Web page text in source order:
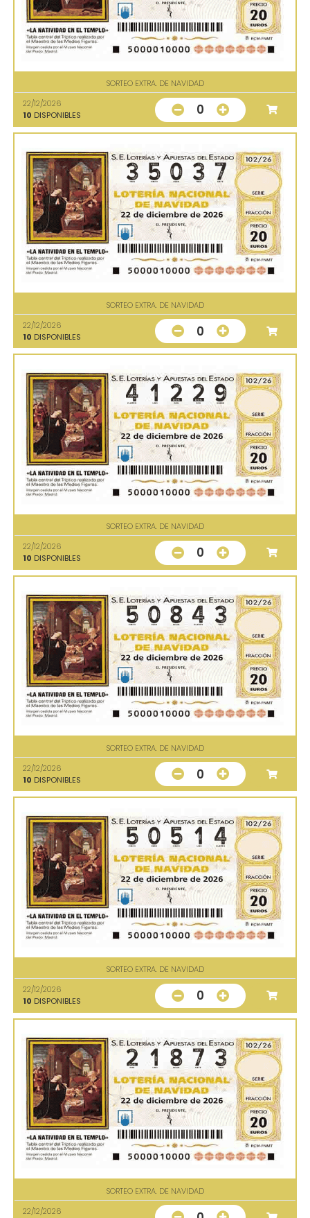
SORTEO EXTRA. DE NAVIDAD
22/12/2026
10 DISPONIBLES 0
SORTEO EXTRA. DE NAVIDAD
22/12/2026
10 DISPONIBLES 0
SORTEO EXTRA. DE NAVIDAD
22/12/2026
10 DISPONIBLES 0
SORTEO EXTRA. DE NAVIDAD
22/12/2026
10 DISPONIBLES 0
SORTEO EXTRA. DE NAVIDAD
22/12/2026
10 DISPONIBLES 0
SORTEO EXTRA. DE NAVIDAD
22/12/2026